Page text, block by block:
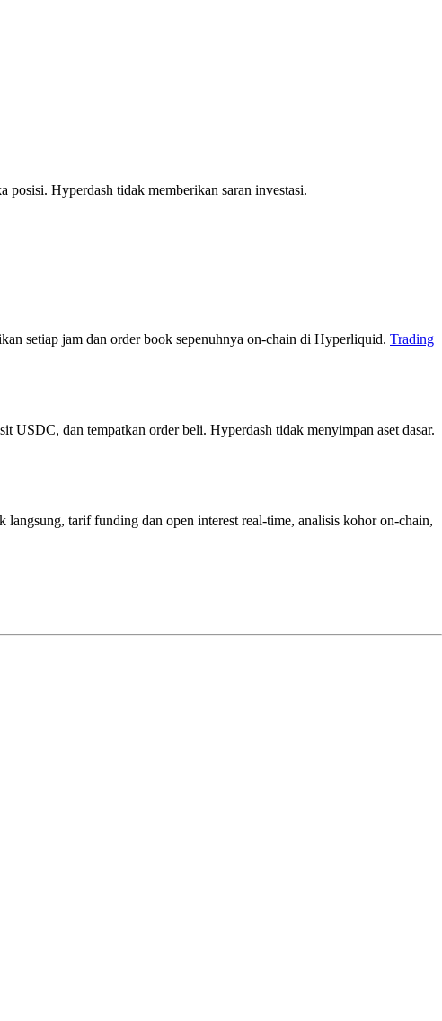
posisi. Hyperdash tidak memberikan saran investasi.
setiap jam dan order book sepenuhnya on-chain di Hyperliquid. Trading
dan tempatkan order beli. Hyperdash tidak menyimpan aset dasar.
tarif funding dan open interest real-time, analisis kohor on-chain,